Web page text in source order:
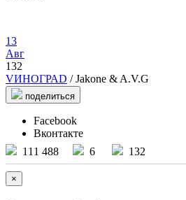
13
Авг
132
VИНОГРАD / Jakone & A.V.G
поделиться
Facebook
Вконтакте
111 488
6 132
×